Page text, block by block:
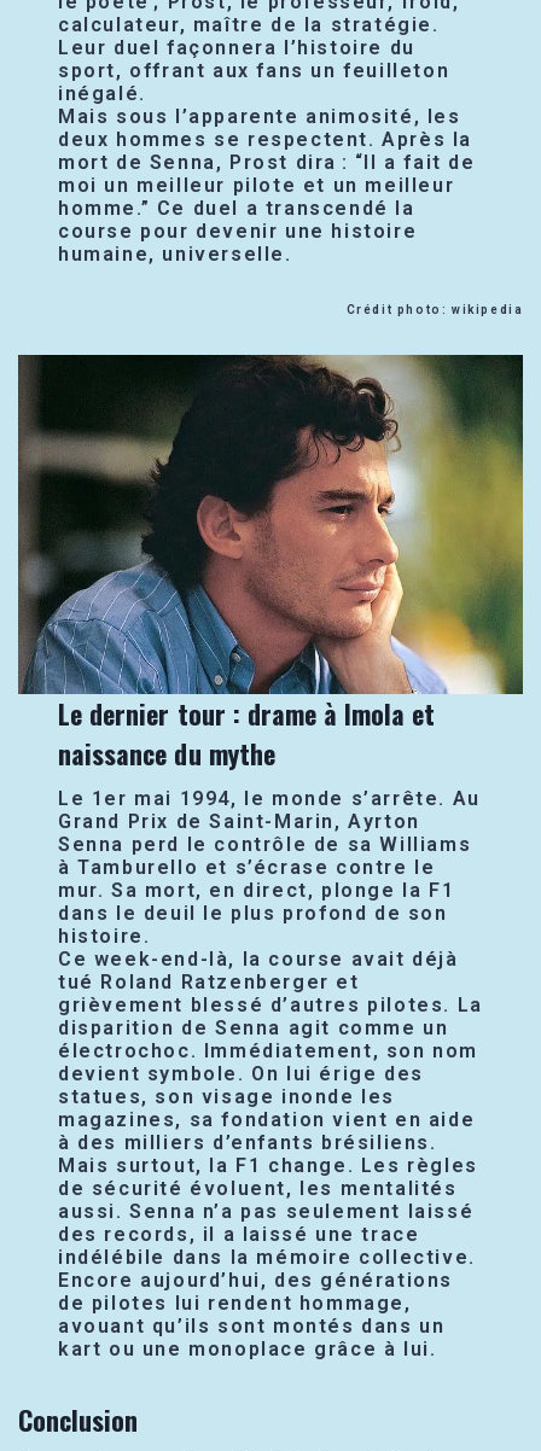
calculateur, maître de la stratégie.
Leur duel façonnera l’histoire du
sport, offrant aux fans un feuilleton
inégalé.
Mais sous l’apparente animosité, les
deux hommes se respectent. Après la
mort de Senna, Prost dira : “Il a fait de
moi un meilleur pilote et un meilleur
homme.” Ce duel a transcendé la
course pour devenir une histoire
humaine, universelle.
Crédit photo: wikipedia
Le dernier tour : drame à Imola et
naissance du mythe
Le 1er mai 1994, le monde s’arrête. Au
Grand Prix de Saint-Marin, Ayrton
Senna perd le contrôle de sa Williams
à Tamburello et s’écrase contre le
mur. Sa mort, en direct, plonge la F1
dans le deuil le plus profond de son
histoire.
Ce week-end-là, la course avait déjà
tué Roland Ratzenberger et
grièvement blessé d’autres pilotes. La
disparition de Senna agit comme un
électrochoc. Immédiatement, son nom
devient symbole. On lui érige des
statues, son visage inonde les
magazines, sa fondation vient en aide
à des milliers d’enfants brésiliens.
Mais surtout, la F1 change. Les règles
de sécurité évoluent, les mentalités
aussi. Senna n’a pas seulement laissé
des records, il a laissé une trace
indélébile dans la mémoire collective.
Encore aujourd’hui, des générations
de pilotes lui rendent hommage,
avouant qu’ils sont montés dans un
kart ou une monoplace grâce à lui.
Conclusion